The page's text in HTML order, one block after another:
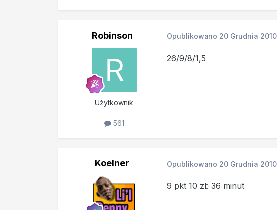
Robinson
Użytkownik
561
Opublikowano 20 Grudnia 2010
26/9/8/1,5
Koelner Opublikowano 20 Grudnia 2010
9 pkt 10 zb 36 minut